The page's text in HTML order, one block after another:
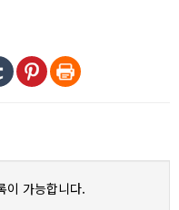
이 가능합니다.